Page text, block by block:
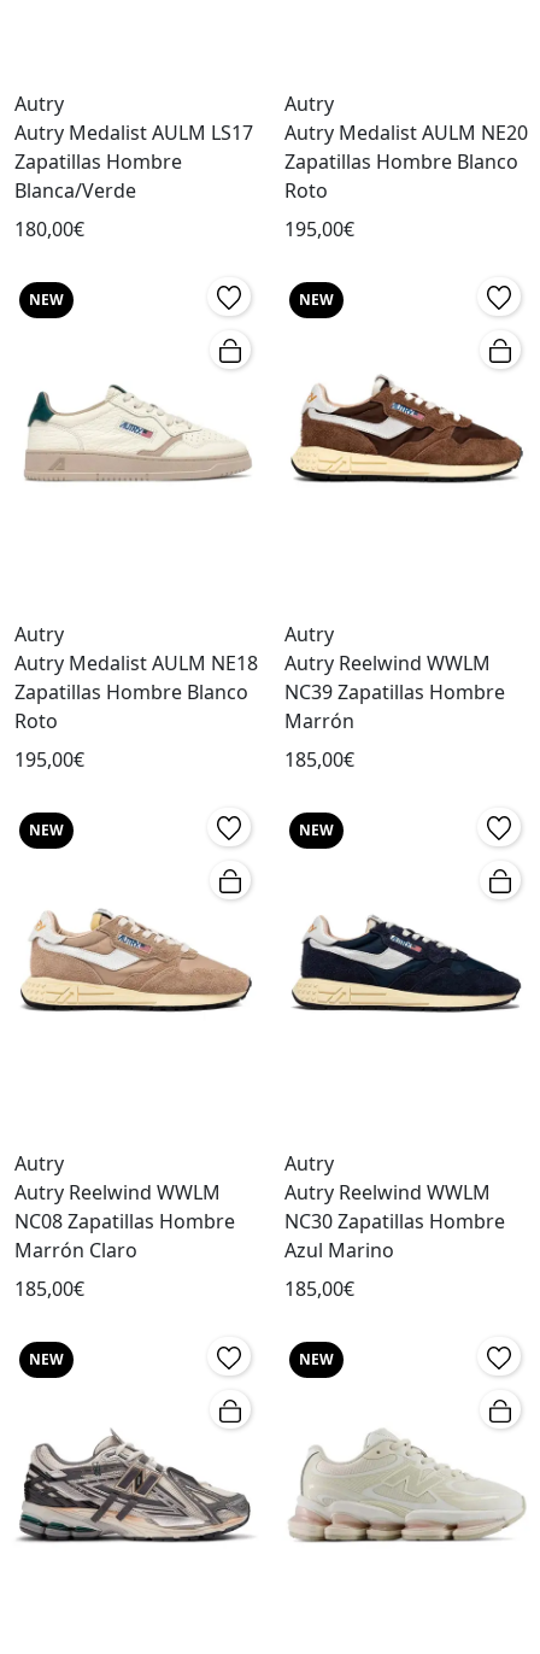
Autry
Autry Medalist AULM LS17
Zapatillas Hombre
Blanca/Verde
180,00€
Autry
Autry Medalist AULM NE20
Zapatillas Hombre Blanco
Roto
195,00€
NEW
Autry
Autry Medalist AULM NE18
Zapatillas Hombre Blanco
Roto
195,00€
NEW
Autry
Autry Reelwind WWLM
NC39 Zapatillas Hombre
Marrón
185,00€
NEW
Autry
Autry Reelwind WWLM
NC08 Zapatillas Hombre
Marrón Claro
185,00€
NEW
Autry
Autry Reelwind WWLM
NC30 Zapatillas Hombre
Azul Marino
185,00€
NEW NEW